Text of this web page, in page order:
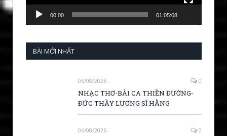
00:00 01:05:08
BÀI MỚI NHẤT
06/08/2026 0
NHẠC THƠ-BÀI CA THIỀN ĐƯỜNG-
ĐỨC THẦY LƯƠNG SĨ HẰNG
06/08/2026 0